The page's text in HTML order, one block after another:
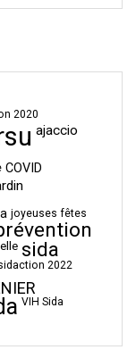
2020
ajaccio
COVID
joyeuses fêtes
sida
2022
VIH Sida